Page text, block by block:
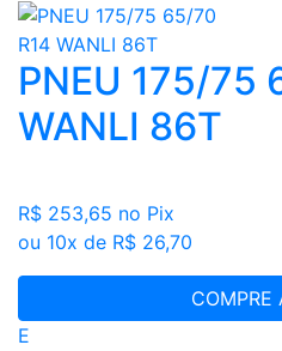
PNEU 175/75
WANLI 86T
R$ 253,65 no Pix
ou 10x de R$ 26,70
COMPRE
E